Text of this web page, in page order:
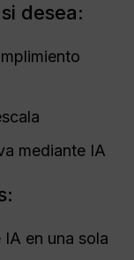
desea:
mediante IA
en una sola